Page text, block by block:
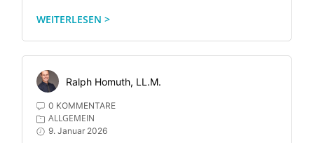
WEITERLESEN >
Ralph Homuth, LL.M.
0 KOMMENTARE
ALLGEMEIN
9. Januar 2026